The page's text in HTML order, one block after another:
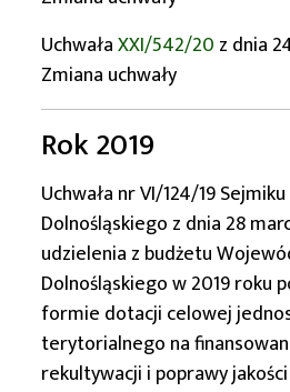
UchwałaXXI/542/20 z dnia
Zmiana uchwały
Rok 2019
Uchwała nr VI/124/19
Dolnośląskiego z dnia 28
udzielenia z budżetu
Dolnośląskiego w 2019 roku
formie dotacji celowej
terytorialnego na
rekultywacji i poprawy